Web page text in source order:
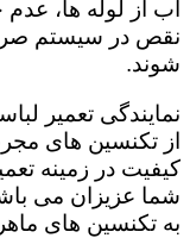
آب از لوله ها،
نقص در سیستم
شوند.
نمایندگی تعمیر
از تکنسین های
کیفیت در زمینه
شما عزیزان می
به تکنسین های